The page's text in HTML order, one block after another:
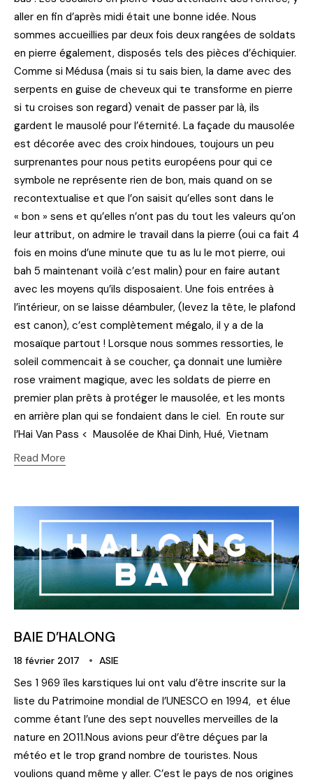
aller en fin d’après midi était une bonne idée. Nous
sommes accueillies par deux fois deux rangées de soldats
en pierre également, disposés tels des pièces d’échiquier.
Comme si Médusa (mais si tu sais bien, la dame avec des
serpents en guise de cheveux qui te transforme en pierre
si tu croises son regard) venait de passer par là, ils
gardent le mausolé pour l’éternité. La façade du mausolée
est décorée avec des croix hindoues, toujours un peu
surprenantes pour nous petits européens pour qui ce
symbole ne représente rien de bon, mais quand on se
recontextualise et que l’on saisit qu’elles sont dans le
« bon » sens et qu’elles n’ont pas du tout les valeurs qu’on
leur attribut, on admire le travail dans la pierre (oui ca fait 4
fois en moins d’une minute que tu as lu le mot pierre, oui
bah 5 maintenant voilà c’est malin) pour en faire autant
avec les moyens qu’ils disposaient. Une fois entrées à
l’intérieur, on se laisse déambuler, (levez la tête, le plafond
est canon), c’est complètement mégalo, il y a de la
mosaïque partout ! Lorsque nous sommes ressorties, le
soleil commencait à se coucher, ça donnait une lumière
rose vraiment magique, avec les soldats de pierre en
premier plan prêts à protéger le mausolée, et les monts
en arrière plan qui se fondaient dans le ciel. En route sur
l’Hai Van Pass < Mausolée de Khai Dinh, Hué, Vietnam
Read More
BAIE D’HALONG
18 février 2017 ASIE
Ses 1 969 îles karstiques lui ont valu d’être inscrite sur la
liste du Patrimoine mondial de l’UNESCO en 1994, et élue
comme étant l’une des sept nouvelles merveilles de la
nature en 2011.Nous avions peur d’être déçues par la
météo et le trop grand nombre de touristes. Nous
voulions quand même y aller. C’est le pays de nos origines